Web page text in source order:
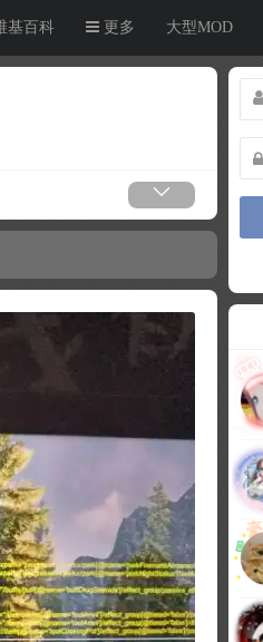
基百科 更多 大型MOD